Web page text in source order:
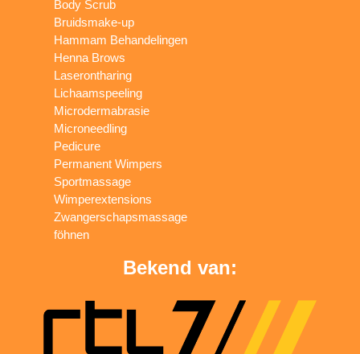
Body Scrub
Bruidsmake-up
Hammam Behandelingen
Henna Brows
Laserontharing
Lichaamspeeling
Microdermabrasie
Microneedling
Pedicure
Permanent Wimpers
Sportmassage
Wimperextensions
Zwangerschapsmassage
föhnen
Bekend van: